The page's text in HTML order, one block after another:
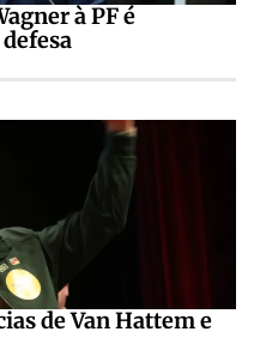
à PF é
de Van Hattem e